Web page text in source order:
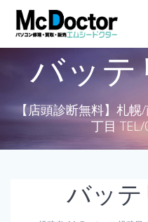
バッ
【店頭診断無料】札幌
丁目
バッ